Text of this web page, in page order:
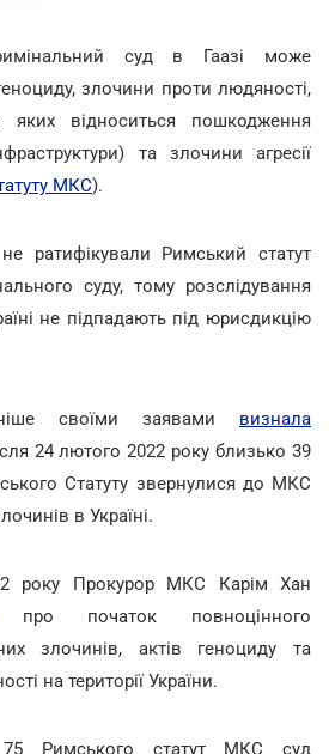
суд в Гаазі може
злочини проти людяності,
відноситься пошкодження
та злочини агресії
МКС).
ратифікували Римський статут
суду, тому розслідування
не підпадають під юрисдикцію
своїми заявами визнала
24 лютого 2022 року близько 39
Статуту звернулися до МКС
в Україні.
року Прокурор МКС Карім Хан
початок повноцінного
злочинів, актів геноциду та
на території України.
75 Римського статут МКС суд